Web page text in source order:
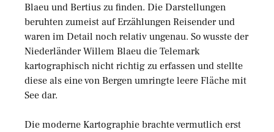
Blaeu und Bertius zu finden. Die Darstellungen
beruhten zumeist auf Erzählungen Reisender und
waren im Detail noch relativ ungenau. So wusste der
Niederländer Willem Blaeu die Telemark
kartographisch nicht richtig zu erfassen und stellte
diese als eine von Bergen umringte leere Fläche mit
See dar.
Die moderne Kartographie brachte vermutlich erst